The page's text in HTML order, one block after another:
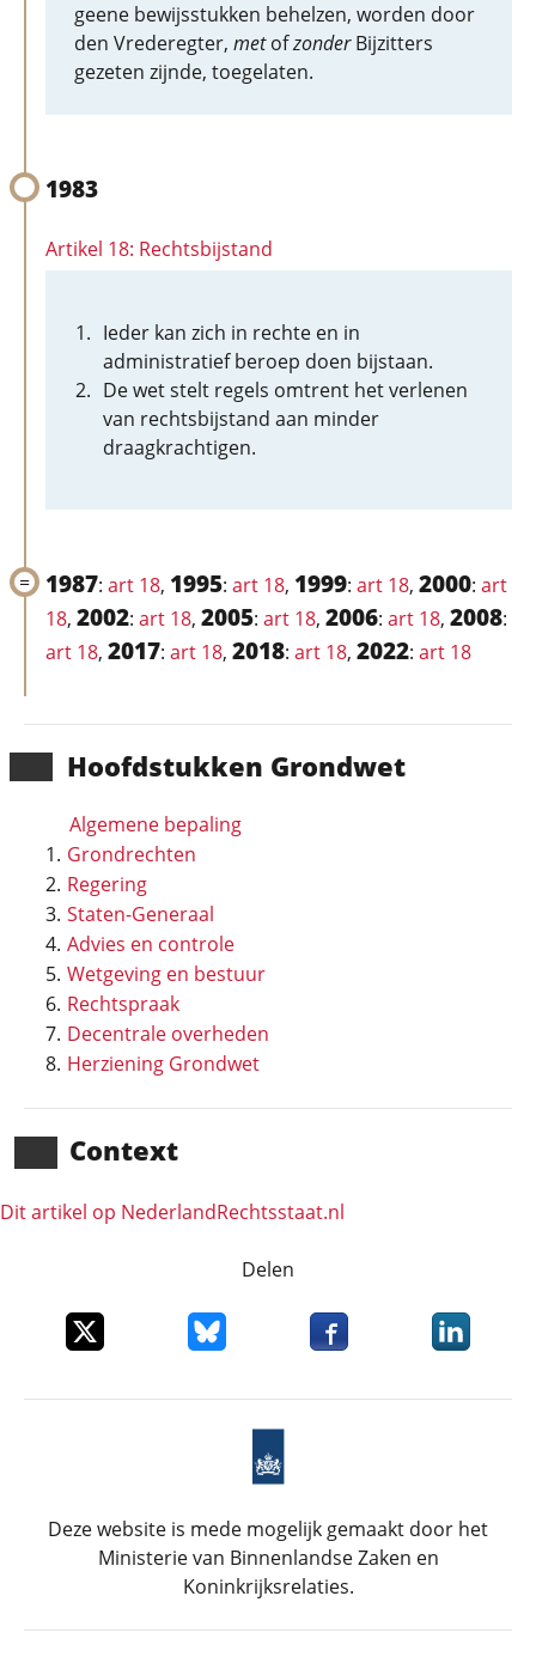
Hoofd­stukken Grondwet
Algemene bepaling
Grondrechten
Regering
Staten-Generaal
Advies en controle
Wetgeving en bestuur
Rechtspraak
Decentrale overheden
Herziening Grondwet
Context
Dit artikel op NederlandRechts­staat.nl
geene bewijsstukken behelzen, worden door
den Vrederegter, metofzonderBijzitters
gezeten zijnde, toegelaten.
1983
Artikel 18: Rechtsbijstand
Ieder kan zich in rechte en in
administratief beroep doen bijstaan.
De wet stelt regels omtrent het verlenen
van rechtsbijstand aan minder
draagkrachtigen.
1987: art 18, 1995: art 18, 1999: art 18, 2000: art
18, 2002: art 18, 2005: art 18, 2006: art 18, 2008:
art 18, 2017: art 18, 2018: art 18, 2022: art 18
Delen
Deel dit item op XDeel dit item op Bluesky
Deel dit item opDeel dit
Deze website is mede mogelijk gemaakt door het
Ministerie van Binnenlandse Zaken en
Koninkrijksrelaties.